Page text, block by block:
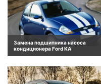
Замена подшипника насоса
кондиционера Ford KA